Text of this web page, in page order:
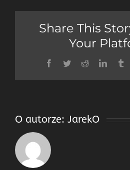
Share This
Your
Facebook
TwitterReddit
O autorze: JarekO